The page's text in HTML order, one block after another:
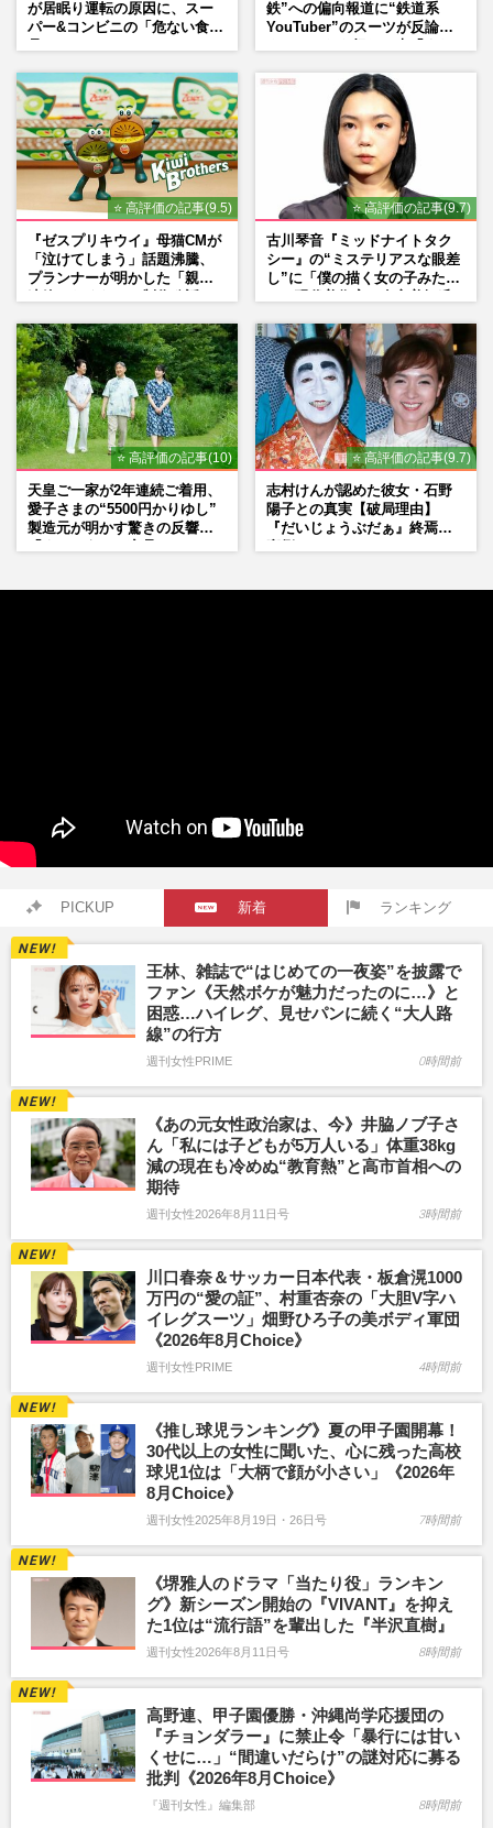
が居眠り運転の原因に、スー
パー&コンビニの「危ない食
鉄”への偏向報道に“鉄道系
YouTuber”のスーツが反論
は？」
⭐ 高評価の記事(9.5)
『ゼスプリキウイ』母猫CMが
「泣けてしまう」話題沸騰、
プランナーが明かした「親に
⭐ 高評価の記事(9.7)
古川琴音『ミッドナイトタク
シー』の“ミステリアスな眼差
し”に「僕の描く女の子みた
⭐ 高評価の記事(10)
天皇ご一家が2年連続ご着用、
愛子さまの“5500円かりゆし”
製造元が明かす驚きの反響
⭐ 高評価の記事(9.7)
志村けんが認めた彼女・石野
陽子との真実【破局理由】
『だいじょうぶだぁ』終焉の
PICKUP 新着 ランキング
王林、雑誌で“はじめての一夜姿”を披露で
ファン《天然ボケが魅力だったのに…》と
困惑…ハイレグ、見せパンに続く“大人路
線”の行方
週刊女性PRIME 0時間前
《あの元女性政治家は、今》井脇ノブ子さ
ん「私には子どもが5万人いる」体重38kg
減の現在も冷めぬ“教育熱”と高市首相への
期待
週刊女性2026年8月11日号 3時間前
川口春奈＆サッカー日本代表・板倉滉1000
万円の“愛の証”、村重杏奈の「大胆V字ハ
イレグスーツ」畑野ひろ子の美ボディ軍団
《2026年8月Choice》
週刊女性PRIME 4時間前
《推し球児ランキング》夏の甲子園開幕！
30代以上の女性に聞いた、心に残った高校
球児1位は「大柄で顔が小さい」《2026年
8月Choice》
週刊女性2025年8月19日・26日号 7時間前
《堺雅人のドラマ「当たり役」ランキン
グ》新シーズン開始の『VIVANT』を抑え
た1位は“流行語”を輩出した『半沢直樹』
週刊女性2026年8月11日号 8時間前
高野連、甲子園優勝・沖縄尚学応援団の
『チョンダラー』に禁止令「暴行には甘い
くせに…」“間違いだらけ”の謎対応に募る
批判《2026年8月Choice》
『週刊女性』編集部 8時間前